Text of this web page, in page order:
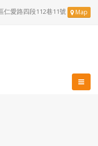
仁愛路四段112巷11號 Map